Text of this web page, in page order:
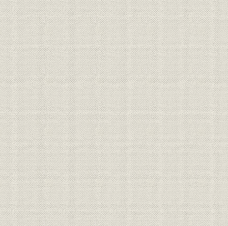
資料
事業の拡大・発展と戦時下の経
営 1917●大正6年→昭和20年
●1945
大正6年
年)